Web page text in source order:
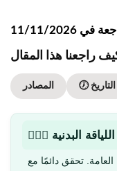
11/2026
المصادر 🕖 التاريخ
البدنية
تحقق دائمًا مع